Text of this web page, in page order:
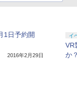
1日予約開
2016年2月29日
イ
VR
か？